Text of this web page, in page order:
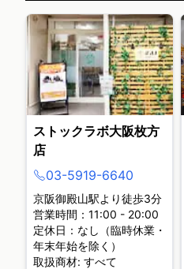
ストックラボ大阪枚方
店
03-5919-6640
京阪御殿山駅より徒歩3分
営業時間：11:00 - 20:00
定休日：なし（臨時休業・
年末年始を除く）
取扱商材: すべて